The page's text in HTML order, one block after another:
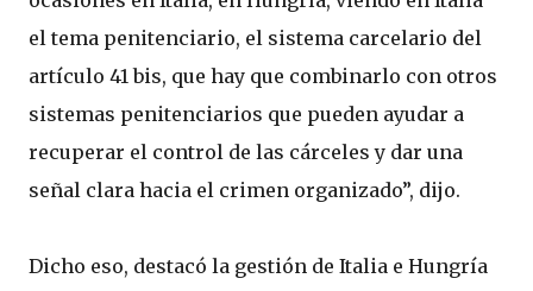
el tema penitenciario, el sistema carcelario del
artículo 41 bis, que hay que combinarlo con otros
sistemas penitenciarios que pueden ayudar a
recuperar el control de las cárceles y dar una
señal clara hacia el crimen organizado”, dijo.
Dicho eso, destacó la gestión de Italia e Hungría